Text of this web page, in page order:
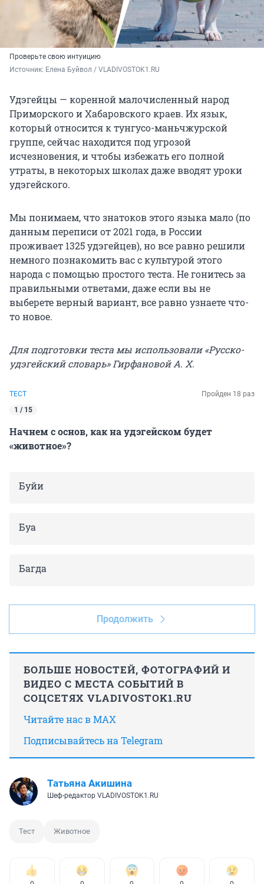
Проверьте свою интуицию
Источник: Елена Буйвол / VLADIVOSTOK1.RU
Удэгейцы — коренной малочисленный народ
Приморского и Хабаровского краев. Их язык,
который относится к тунгусо-маньчжурской
группе, сейчас находится под угрозой
исчезновения, и чтобы избежать его полной
утраты, в некоторых школах даже вводят уроки
удэгейского.
Мы понимаем, что знатоков этого языка мало (по
данным переписи от 2021 года, в России
проживает 1325 удэгейцев), но все равно решили
немного познакомить вас с культурой этого
народа с помощью простого теста. Не гонитесь за
правильными ответами, даже если вы не
выберете верный вариант, все равно узнаете что-
то новое.
Для подготовки теста мы использовали «Русско-
удэгейский словарь» Гирфановой А. Х.
ТЕСТ
Пройден 18 раз
1 / 15
Начнем с основ, как на удэгейском будет
«животное»?
Буйи
Буа
Багда
Продолжить
БОЛЬШЕ НОВОСТЕЙ, ФОТОГРАФИЙ И
ВИДЕО С МЕСТА СОБЫТИЙ В
СОЦСЕТЯХ VLADIVOSTOK1.RU
Читайте нас в MAX
Подписывайтесь на Telegram
Татьяна Акишина
Шеф-редактор VLADIVOSTOK1.RU
Тест Животное